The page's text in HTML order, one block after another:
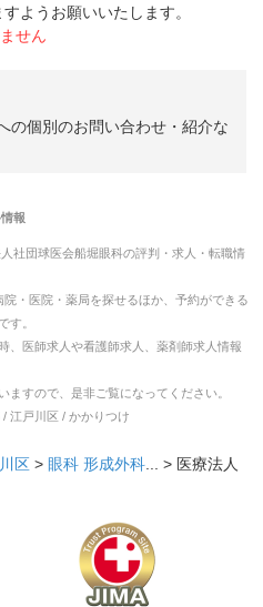
ようお願いいたします。
せん
の個別のお問い合わせ・紹介な
情報
社団球医会船堀眼科の評判・求人・転職情
・医院・薬局を探せるほか、予約ができる
す。
、医師求人や看護師求人、薬剤師求人情報
ますので、是非ご覧になってください。
江戸川区 / かかりつけ
区 > 眼科 形成外科 ... > 医療法人